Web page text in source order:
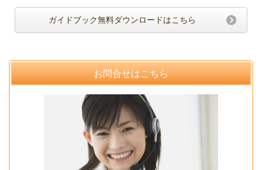
ガイドブック無料ダウンロードはこちら
お問合せはこちら